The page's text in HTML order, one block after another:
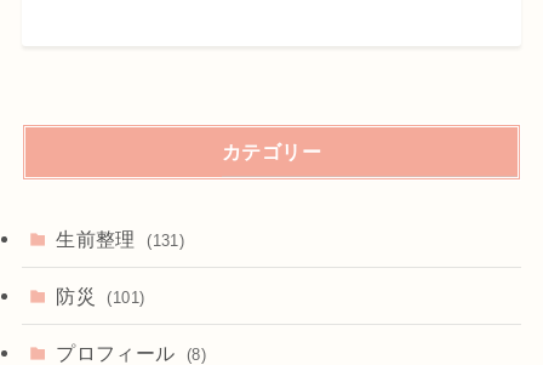
カテゴリー
生前整理 (131)
防災 (101)
プロフィール (8)